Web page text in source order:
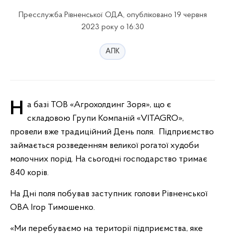
Пресслужба Рівненської ОДА, опубліковано 19 червня
2023 року о 16:30
АПК
На базі ТОВ «Агрохолдинг Зоря», що є складовою Групи Компаній «VITAGRO»,
провели вже традиційний День поля. Підприємство
займається розведенням великої рогатої худоби
молочних порід. На сьогодні господарство тримає
840 корів.
На Дні поля побував заступник голови Рівненської
ОВА Ігор Тимошенко.
«Ми перебуваємо на території підприємства, яке